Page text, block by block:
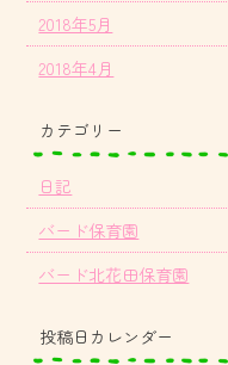
2018年5月
2018年4月
カテゴリー
日記
バード保育園
バード北花田保育園
投稿日カレンダー